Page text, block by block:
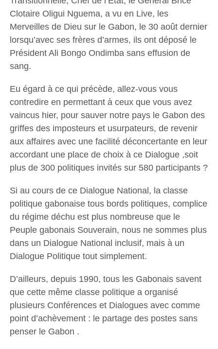
Clotaire Oligui Nguema, a vu en Live, les
Merveilles de Dieu sur le Gabon, le 30 août dernier
lorsqu’avec ses frères d’armes, ils ont déposé le
Président Ali Bongo Ondimba sans effusion de
sang.
Eu égard à ce qui précède, allez-vous vous
contredire en permettant à ceux que vous avez
vaincus hier, pour sauver notre pays le Gabon des
griffes des imposteurs et usurpateurs, de revenir
aux affaires avec une facilité déconcertante en leur
accordant une place de choix à ce Dialogue ,soit
plus de 300 politiques invités sur 580 participants ?
Si au cours de ce Dialogue National, la classe
politique gabonaise tous bords politiques, complice
du régime déchu est plus nombreuse que le
Peuple gabonais Souverain, nous ne sommes plus
dans un Dialogue National inclusif, mais à un
Dialogue Politique tout simplement.
D’ailleurs, depuis 1990, tous les Gabonais savent
que cette même classe politique a organisé
plusieurs Conférences et Dialogues avec comme
point d’achèvement : le partage des postes sans
penser le Gabon .